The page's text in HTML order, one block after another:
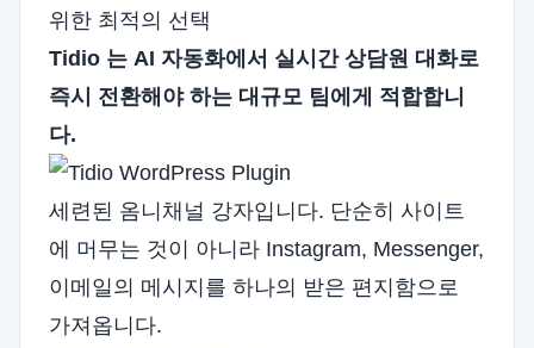
위한 최적의 선택
Tidio 는 AI 자동화에서 실시간 상담원 대화로
즉시 전환해야 하는 대규모 팀에게 적합합니
다.
세련된 옴니채널 강자입니다. 단순히 사이트
에 머무는 것이 아니라 Instagram, Messenger,
이메일의 메시지를 하나의 받은 편지함으로
가져옵니다.